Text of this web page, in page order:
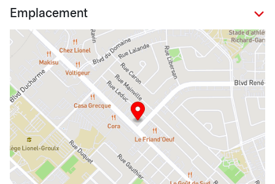
Emplacement